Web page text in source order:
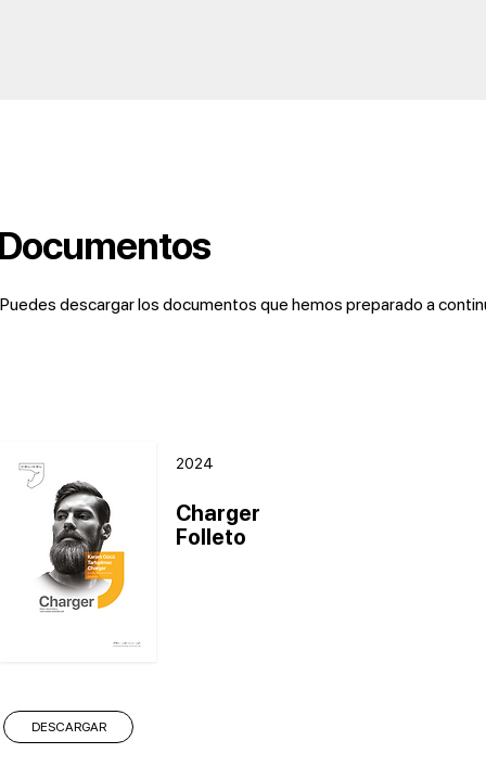
Puedes descargar los documentos que hemos preparado a
2024
Charger
Folleto
DESCARGAR